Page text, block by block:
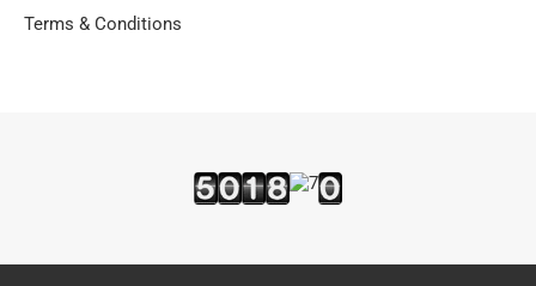
Terms & Conditions